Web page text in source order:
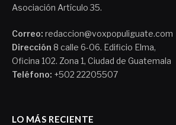
Asociación Artículo 35.
Correo: redaccion@voxpopuliguate.com
Dirección 8 calle 6-06. Edificio Elma,
Oficina 102. Zona 1, Ciudad de Guatemala
Teléfono: +502 22205507
LO MÁS RECIENTE